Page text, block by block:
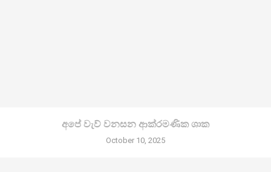
අපේ වැව් වනසන ආක්රමණික ශාක
October 10, 2025